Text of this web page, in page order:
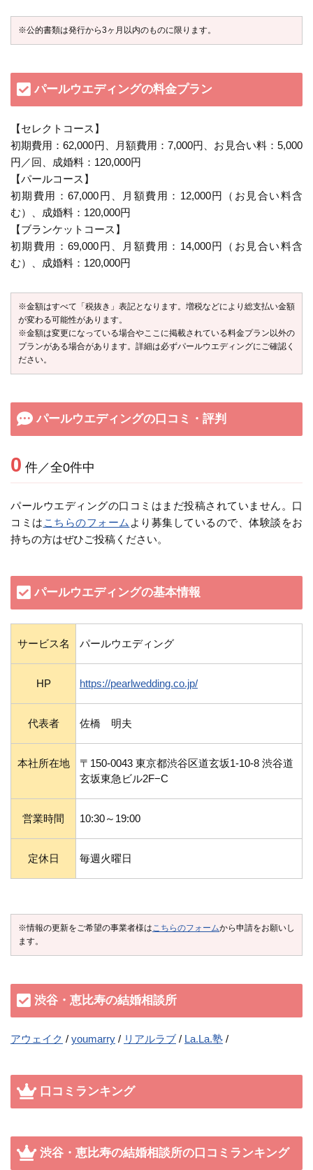
※公的書類は発行から3ヶ月以内のものに限ります。
パールウエディングの料金プラン
【セレクトコース】
初期費用：62,000円、月額費用：7,000円、お見合い料：5,000
円／回、成婚料：120,000円
【パールコース】
初期費用：67,000円、月額費用：12,000円（お見合い料含
む）、成婚料：120,000円
【ブランケットコース】
初期費用：69,000円、月額費用：14,000円（お見合い料含
む）、成婚料：120,000円
※金額はすべて「税抜き」表記となります。増税などにより総支払い金額
が変わる可能性があります。
※金額は変更になっている場合やここに掲載されている料金プラン以外の
プランがある場合があります。詳細は必ずパールウエディングにご確認く
ださい。
パールウエディングの口コミ・評判
0 件／全0件中
パールウエディングの口コミはまだ投稿されていません。口
コミは こちらのフォーム より募集しているので、体験談をお
持ちの方はぜひご投稿ください。
パールウエディングの基本情報
サービス名 パールウエディング
HP https://pearlwedding.co.jp/
代表者 佐橋 明夫
本社所在地
〒150-0043 東京都渋谷区道玄坂1-10-8 渋谷道
玄坂東急ビル2F−C
営業時間 10:30～19:00
定休日 毎週火曜日
※情報の更新をご希望の事業者様はこちらのフォームから申請をお願いし
ます。
渋谷・恵比寿の結婚相談所
アウェイク youmarry リアルラブ La.La.塾
口コミランキング
渋谷・恵比寿の結婚相談所の口コミランキング